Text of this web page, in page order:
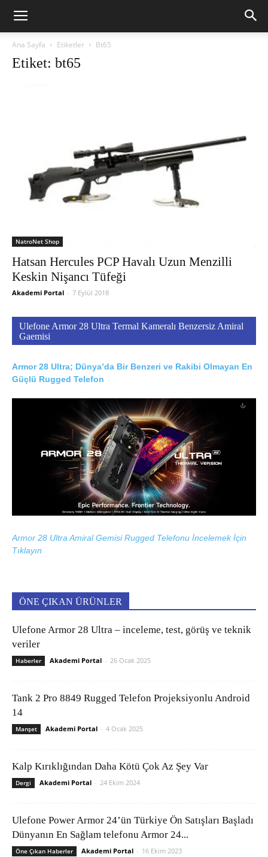
Ana Sayfa Etiketler Bt65
Etiket: bt65
NatroNet Shop
Hatsan Hercules PCP Havalı Uzun Menzilli
Keskin Nişancı Tüfeği
Akademi Portal - 7 Eylül 2018
Ulefone Armor 28 Ultra Termal Kameralı Benzersiz Amiral
Gaemisi
Armor 28 Ultra; Dünya’da Bir Benzeri ve Rakibi Olmayan En
Güçlü Rugged Telefon
Armor 28 Ultra Amiral Gemisi Rugged Telefonu İncelemek İçin
Tıklayın
ÖNE ÇIKAN ÜRÜNLER
Ulefone Armor 28 Ultra – inceleme, test, görüş ve teknik
veriler
Haberler Akademi Portal - 26 Ocak 2025
Tank 2 Pro 8849 Rugged Telefon Projeksiyonlu Android
14
Manşet Akademi Portal - 4 Ocak 2025
Kalp Kırıklığından Daha Kötü Çok Az Şey Var
Dergi Akademi Portal - 24 Ekim 2024
Ulefone Power Armor 24’ün Türkiye Ön Satışları Başladı
Dünyanın En Sağlam telefonu Armor 24...
Öne Çıkan Haberler Akademi Portal - 16 Ekim 2023